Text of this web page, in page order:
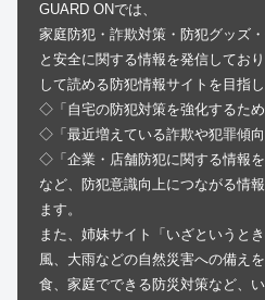
GUARD ONでは、
家庭防犯・詐欺対策・防犯グッズ
と安全に関する情報を発信してお
して読める防犯情報サイトを目指
◇「自宅の防犯対策を強化するため
◇「最近増えている詐欺や犯罪傾向
◇「企業・店舗防犯に関する情報を
など、防犯意識向上につながる情
ます。
また、姉妹サイト「いざというと
風、大雨などの自然災害への備え
食、家庭でできる防災対策など、